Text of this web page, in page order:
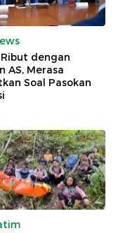
dengan
AS, Merasa
Soal Pasokan